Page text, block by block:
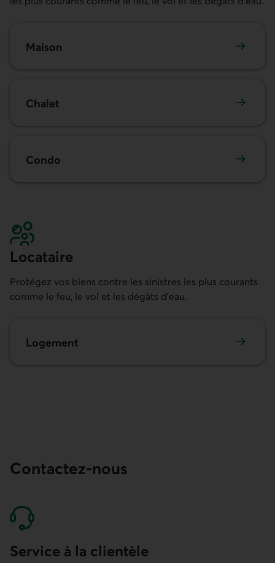
Maison
Chalet
Condo
Locataire
Protégez vos biens contre les sinistres les plus courants
comme le feu, le vol et les dégâts d’eau.
Logement
Contactez-nous
Service à la clientèle